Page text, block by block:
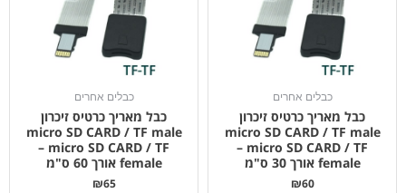
כבלים אחרים
כבל מאריך כרטיס זיכרון
micro SD CARD / TF male
– micro SD CARD / TF
female אורך 30 ס"מ
₪60
כבלים אחרים
כבל מאריך כרטיס זיכרון
micro SD CARD / TF male
– micro SD CARD / TF
female אורך 60 ס"מ
₪65